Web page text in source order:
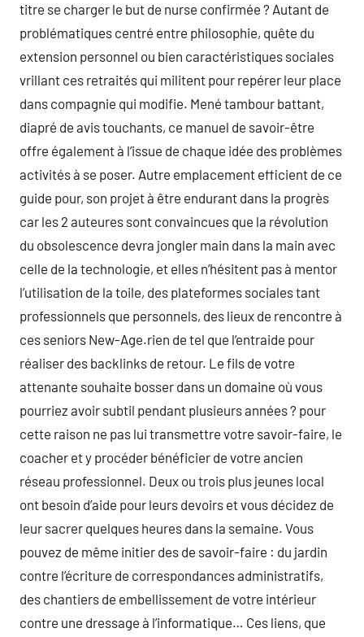
titre se charger le but de nurse confirmée ? Autant de
problématiques centré entre philosophie, quête du
extension personnel ou bien caractéristiques sociales
vrillant ces retraités qui militent pour repérer leur place
dans compagnie qui modifie. Mené tambour battant,
diapré de avis touchants, ce manuel de savoir-être
offre également à l’issue de chaque idée des problèmes
activités à se poser. Autre emplacement efficient de ce
guide pour, son projet à être endurant dans la progrès
car les 2 auteures sont convaincues que la révolution
du obsolescence devra jongler main dans la main avec
celle de la technologie, et elles n’hésitent pas à mentor
l’utilisation de la toile, des plateformes sociales tant
professionnels que personnels, des lieux de rencontre à
ces seniors New-Age.rien de tel que l’entraide pour
réaliser des backlinks de retour. Le fils de votre
attenante souhaite bosser dans un domaine où vous
pourriez avoir subtil pendant plusieurs années ? pour
cette raison ne pas lui transmettre votre savoir-faire, le
coacher et y procéder bénéficier de votre ancien
réseau professionnel. Deux ou trois plus jeunes local
ont besoin d’aide pour leurs devoirs et vous décidez de
leur sacrer quelques heures dans la semaine. Vous
pouvez de même initier des de savoir-faire : du jardin
contre l’écriture de correspondances administratifs,
des chantiers de embellissement de votre intérieur
contre une dressage à l’informatique… Ces liens, que